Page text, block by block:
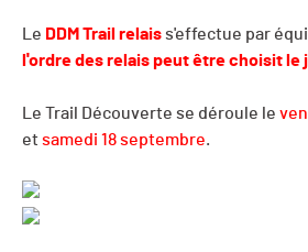
Le DDM Trail relaiss'effectue par
l'ordre des relais peut être choisit le
Le Trail Découverte se déroule le
etsamedi 18 septembre.